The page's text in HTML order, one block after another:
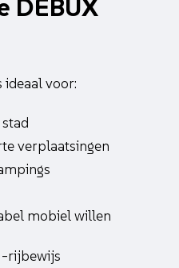
DEBUX
ideaal voor:
verplaatsingen
mobiel willen
rijbewijs